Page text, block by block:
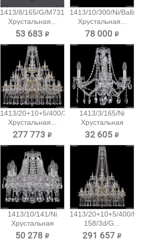
1413/8/165/G/M731
Хрустальная...
53 683 ₽
1413/10/300/Ni/Balls
Хрустальная...
78 000 ₽
1413/20+10+5/400/3d/G
Хрустальная...
277 773 ₽
1413/3/165/Ni
Хрустальная
подвесная...
32 605 ₽
1413/10/141/Ni
Хрустальная
подвесная...
50 278 ₽
1413/20+10+5/400/h-
158/3d/G...
291 657 ₽